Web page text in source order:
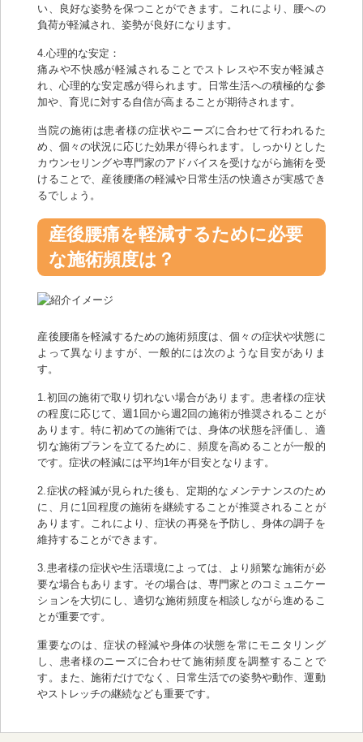
い、良好な姿勢を保つことができます。これにより、腰への
負荷が軽減され、姿勢が良好になります。
4.心理的な安定：
痛みや不快感が軽減されることでストレスや不安が軽減さ
れ、心理的な安定感が得られます。日常生活への積極的な参
加や、育児に対する自信が高まることが期待されます。
当院の施術は患者様の症状やニーズに合わせて行われるた
め、個々の状況に応じた効果が得られます。しっかりとした
カウンセリングや専門家のアドバイスを受けながら施術を受
けることで、産後腰痛の軽減や日常生活の快適さが実感でき
るでしょう。
産後腰痛を軽減するために必要
な施術頻度は？
産後腰痛を軽減するための施術頻度は、個々の症状や状態に
よって異なりますが、一般的には次のような目安がありま
す。
1.初回の施術で取り切れない場合があります。患者様の症状
の程度に応じて、週1回から週2回の施術が推奨されることが
あります。特に初めての施術では、身体の状態を評価し、適
切な施術プランを立てるために、頻度を高めることが一般的
です。症状の軽減には平均1年が目安となります。
2.症状の軽減が見られた後も、定期的なメンテナンスのため
に、月に1回程度の施術を継続することが推奨されることが
あります。これにより、症状の再発を予防し、身体の調子を
維持することができます。
3.患者様の症状や生活環境によっては、より頻繁な施術が必
要な場合もあります。その場合は、専門家とのコミュニケー
ションを大切にし、適切な施術頻度を相談しながら進めるこ
とが重要です。
重要なのは、症状の軽減や身体の状態を常にモニタリング
し、患者様のニーズに合わせて施術頻度を調整することで
す。また、施術だけでなく、日常生活での姿勢や動作、運動
やストレッチの継続なども重要です。